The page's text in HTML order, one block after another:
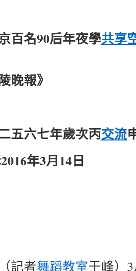
百名90后年夜學共享
晚報》
五六七年歲次丙交流
年3月14日
記者舞蹈教室于峰）